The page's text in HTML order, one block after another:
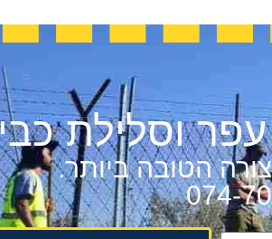
וסלילת
הטובה ביותר.